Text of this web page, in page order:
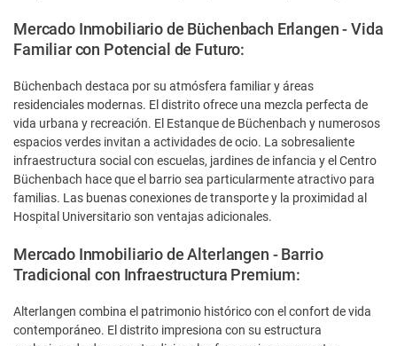
Mercado Inmobiliario de Büchenbach Erlangen - Vida
Familiar con Potencial de Futuro:
Büchenbach destaca por su atmósfera familiar y áreas
residenciales modernas. El distrito ofrece una mezcla perfecta de
vida urbana y recreación. El Estanque de Büchenbach y numerosos
espacios verdes invitan a actividades de ocio. La sobresaliente
infraestructura social con escuelas, jardines de infancia y el Centro
Büchenbach hace que el barrio sea particularmente atractivo para
familias. Las buenas conexiones de transporte y la proximidad al
Hospital Universitario son ventajas adicionales.
Mercado Inmobiliario de Alterlangen - Barrio
Tradicional con Infraestructura Premium:
Alterlangen combina el patrimonio histórico con el confort de vida
contemporáneo. El distrito impresiona con su estructura